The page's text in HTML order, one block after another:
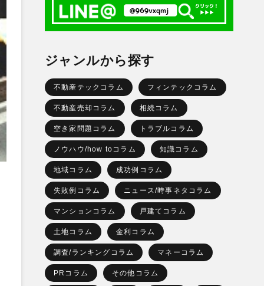
ジャンルから探す
不動産テックコラム フィンテックコラム
不動産売却コラム 相続コラム
空き家問題コラム トラブルコラム
ノウハウ/how toコラム 知識コラム
地域コラム 成功例コラム
失敗例コラム ニュース/時事ネタコラム
マンションコラム 戸建てコラム
土地コラム 金利コラム
調査/ランキングコラム マネーコラム
PRコラム その他コラム